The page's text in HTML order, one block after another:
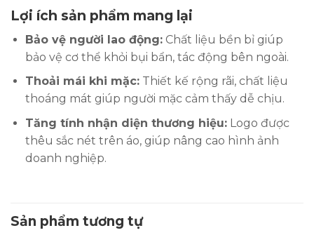
Lợi ích sản phẩm mang lại
Bảo vệ người lao động:Chất liệu bền bỉ giúp
bảo vệ cơ thể khỏi bụi bẩn, tác động bên ngoài.
Thoải mái khi mặc:Thiết kế rộng rãi, chất liệu
thoáng mát giúp người mặc cảm thấy dễ chịu.
Tăng tính nhận diện thương hiệu:Logo được
thêu sắc nét trên áo, giúp nâng cao hình ảnh
doanh nghiệp.
Sản phẩm tương tự